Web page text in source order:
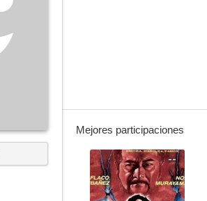
Mejores participaciones
--